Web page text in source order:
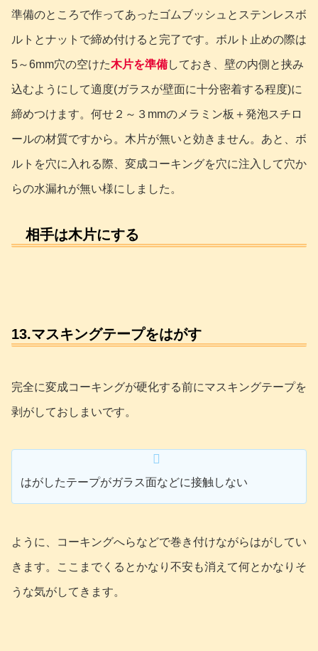
準備のところで作ってあったゴムブッシュとステンレスボ
ルトとナットで締め付けると完了です。ボルト止めの際は
5～6mm穴の空けた木片を準備しておき、壁の内側と挟み
込むようにして適度(ガラスが壁面に十分密着する程度)に
締めつけます。何せ２～３mmのメラミン板＋発泡スチロ
ールの材質ですから。木片が無いと効きません。あと、ボ
ルトを穴に入れる際、変成コーキングを穴に注入して穴か
らの水漏れが無い様にしました。
相手は木片にする
13.マスキングテープをはがす
完全に変成コーキングが硬化する前にマスキングテープを
剥がしておしまいです。
はがしたテープがガラス面などに接触しない
ように、コーキングへらなどで巻き付けながらはがしてい
きます。ここまでくるとかなり不安も消えて何とかなりそ
うな気がしてきます。